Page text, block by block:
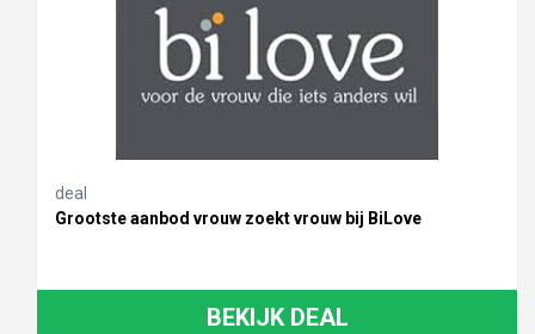
deal
Grootste aanbod vrouw zoekt vrouw bij BiLove
BEKIJK DEAL